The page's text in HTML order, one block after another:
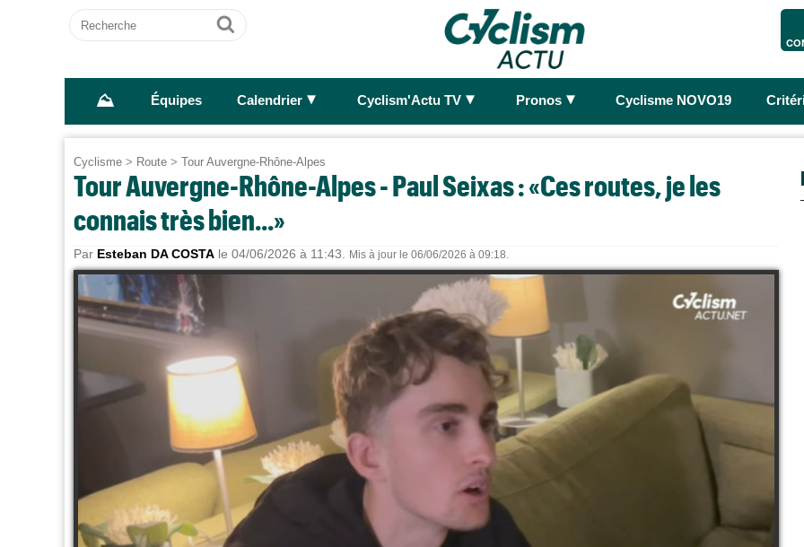
Recherche
Ok
⛰ Équipes Calendrier ► Cyclism'Actu TV ► Pronos ► Cyclisme NOVO19
Cyclisme > Route > Tour Auvergne-Rhône-Alpes
Tour Auvergne-Rhône-Alpes - Paul Seixas : «Ces routes, je les
connais très bien...»
Par Esteban DA COSTA le 04/06/2026 à 11:43. Mis à jour le 06/06/2026 à 09:18.